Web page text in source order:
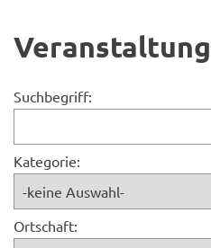
Suchbegriff:
Kategorie:
Ortschaft: